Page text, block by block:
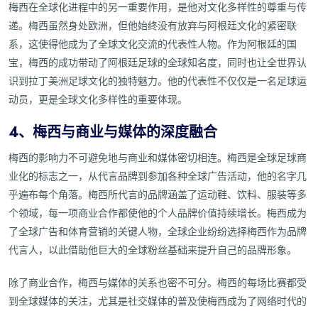
梅西在全球化进程中的另一重要作用，是他对文化多样性的尊重与传
递。梅西虽然身处欧洲，但他始终没有放弃与阿根廷文化的紧密联
系，这使得他成为了全球文化交流的代表性人物。作为阿根廷的国
宝，梅西的成功带动了阿根廷足球的全球知名度，同时也让全世界认
识到拉丁美洲足球文化的独特魅力。他的代表性不仅仅是一名足球运
动员，更是全球文化多样性的重要体现。
4、梅西与商业与媒体的深度融合
梅西的影响力不可避免地与商业和媒体密切相连。梅西是全球足球商
业化的标志之一，从代言品牌到参加各种全球广告活动，他的名字几
乎遍布每个角落。梅西所代言的品牌涵盖了运动鞋、饮料、服装等多
个领域，每一项商业合作都使他的个人品牌价值持续增长。梅西成为
了全球广告和体育营销的关键人物，全球企业纷纷选择梅西作为品牌
代言人，以此借助他巨大的全球粉丝基础来提升自己的品牌形象。
除了商业合作，梅西与媒体的关系也密不可分。梅西的每场比赛都受
到全球媒体的关注，尤其是社交媒体的普及使梅西成为了网络时代的